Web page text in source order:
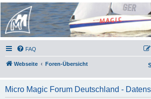
Micro Magic Forum
Deutschland
FAQ
Webseite Foren-Übersicht
Micro Magic Forum Deutschland -